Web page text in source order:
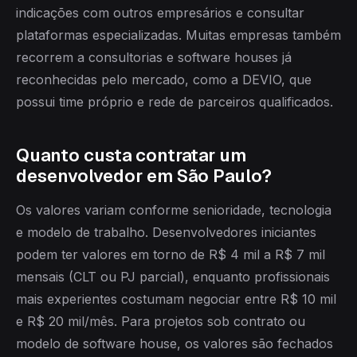
indicações com outros empresários e consultar
plataformas especializadas. Muitas empresas também
recorrem a consultorias e software houses já
reconhecidas pelo mercado, como a DEVIO, que
possui time próprio e rede de parceiros qualificados.
Quanto custa contratar um
desenvolvedor em São Paulo?
Os valores variam conforme senioridade, tecnologia
e modelo de trabalho. Desenvolvedores iniciantes
podem ter valores em torno de R$ 4 mil a R$ 7 mil
mensais (CLT ou PJ parcial), enquanto profissionais
mais experientes costumam negociar entre R$ 10 mil
e R$ 20 mil/mês. Para projetos sob contrato ou
modelo de software house, os valores são fechados